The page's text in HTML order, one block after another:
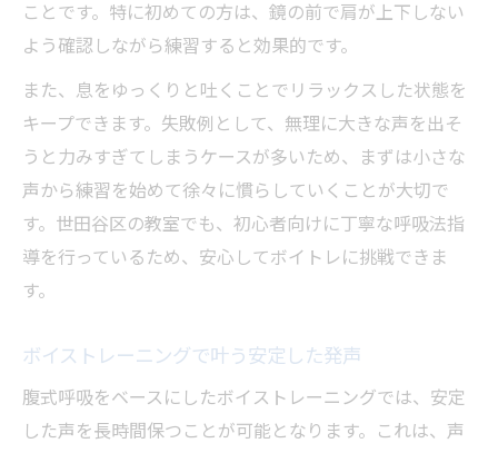
ことです。特に初めての方は、鏡の前で肩が上下しない
よう確認しながら練習すると効果的です。
また、息をゆっくりと吐くことでリラックスした状態を
キープできます。失敗例として、無理に大きな声を出そ
うと力みすぎてしまうケースが多いため、まずは小さな
声から練習を始めて徐々に慣らしていくことが大切で
す。世田谷区の教室でも、初心者向けに丁寧な呼吸法指
導を行っているため、安心してボイトレに挑戦できま
す。
ボイストレーニングで叶う安定した発声
腹式呼吸をベースにしたボイストレーニングでは、安定
した声を長時間保つことが可能となります。これは、声